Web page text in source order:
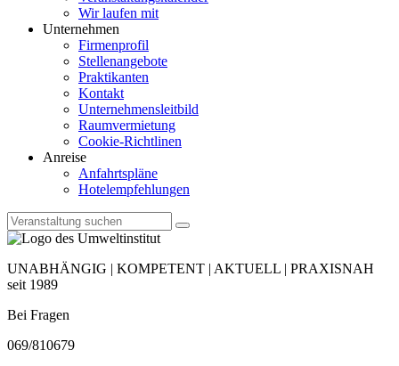
Wir laufen mit
Unternehmen
Firmenprofil
Stellenangebote
Praktikanten
Kontakt
Unternehmensleitbild
Raumvermietung
Cookie-Richtlinen
Anreise
Anfahrtspläne
Hotelempfehlungen
UNABHÄNGIG | KOMPETENT | AKTUELL | PRAXISNAH
seit 1989
Bei Fragen
069/810679